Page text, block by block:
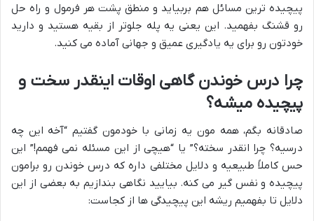
پیچیده ترین مسائل هم بربیاید و منطق پشت هر فرمول و راه حل
رو قشنگ بفهمید. این یعنی یه پله جلوتر از بقیه هستید و دارید
خودتون رو برای یه یادگیری عمیق و جهانی آماده می کنید.
چرا درس خوندن گاهی اوقات اینقدر سخت و
پیچیده میشه؟
صادقانه بگم، همه مون یه زمانی با خودمون گفتیم “آخه این چه
درسیه؟ چرا انقدر سخته؟” یا “هیچی از این مسئله نمی فهمم!” این
حس کاملاً طبیعیه و دلایل مختلفی داره که درس خوندن رو برامون
پیچیده و نفس گیر می کنه. بیایید نگاهی بندازیم به بعضی از این
دلایل تا بفهمیم ریشه این پیچیدگی ها از کجاست: